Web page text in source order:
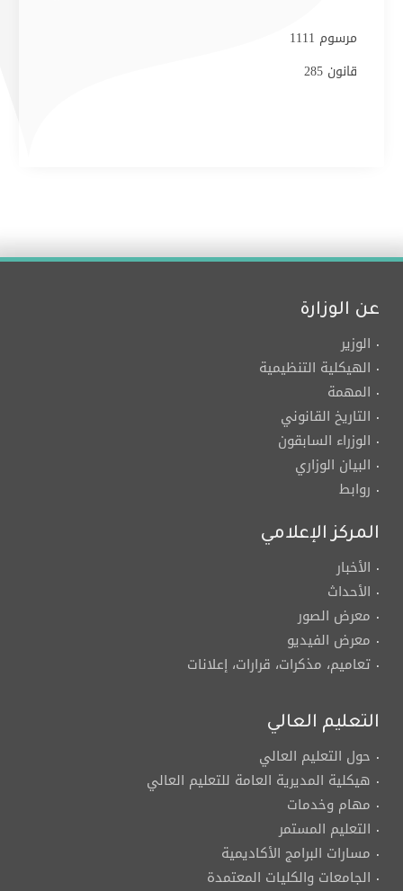
مرسوم 1111
قانون 285
عن الوزارة
الوزير
الهيكلية التنظيمية
المهمة
التاريخ القانوني
الوزراء السابقون
البيان الوزاري
روابط
المركز الإعلامي
الأخبار
الأحداث
معرض الصور
معرض الفيديو
تعاميم، مذكرات، قرارات، إعلانات
التعليم العالي
حول التعليم العالي
هيكلية المديرية العامة للتعليم العالي
مهام وخدمات
التعليم المستمر
مسارات البرامج الأكاديمية
الجامعات والكليات المعتمدة